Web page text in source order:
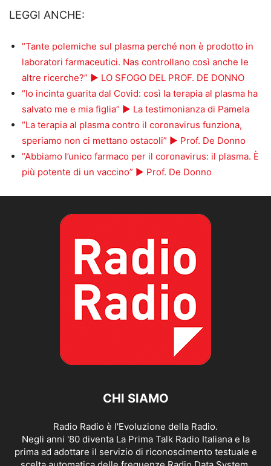
LEGGI ANCHE:
“Tante polemiche sul plasma perché non è prodotto in
laboratori farmaceutici. Nas controllano così anche le
altre ricerche?” ► LO SFOGO DEL PROF. DE DONNO
“Io incinta guarita dal Covid: così la terapia al plasma ha
salvato me e mia figlia” ► La testimonianza di Pamela
“La terapia al plasma contro il coronavirus funziona,
speriamo non ci mettano ostacoli” ► Prof. De Donno
“Abbiamo l’unico farmaco per il coronavirus: il plasma. È
più potente di un vaccino” ► Prof. De Donno
CHI SIAMO
Radio Radio è l'Evoluzione della Radio.
Negli anni '80 diventa La Prima Talk Radio Italiana e la
prima ad adottare il servizio di riconoscimento testuale e